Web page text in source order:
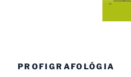
PROFIGRAFOLÓGIA